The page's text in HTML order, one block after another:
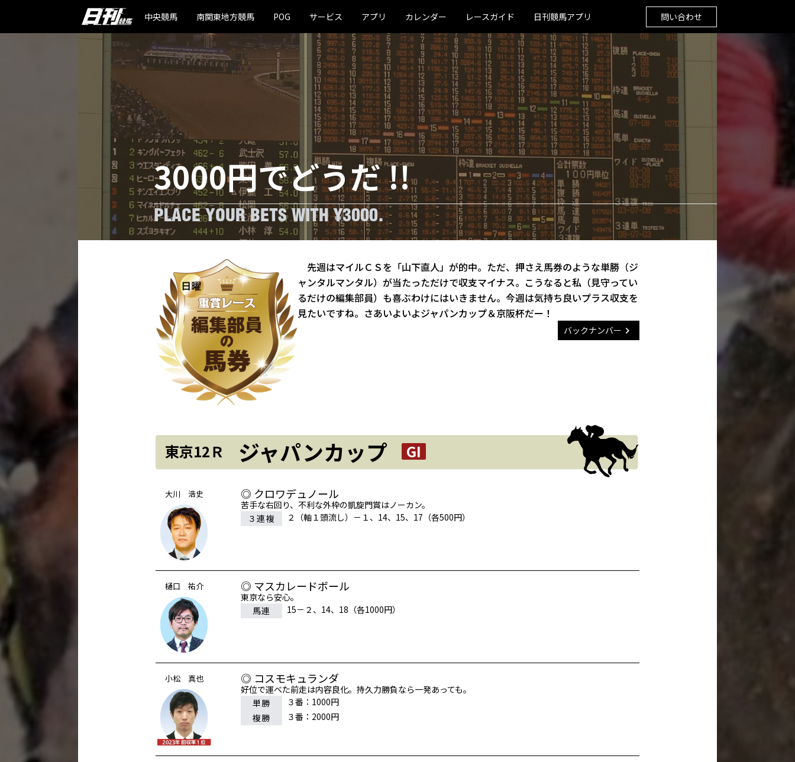
中央競馬 南関東地方競馬 POG サービス アプリ カレンダー レースガイド 日刊競馬アプリ 問い合わせ
3000円でどうだ !!
PLACE YOUR BETS WITH ¥3000.
先週はマイルＣＳを「山下直人」が的中。ただ、押さえ馬券のような単勝（ジ
ャンタルマンタル）が当たっただけで収支マイナス。こうなると私（見守ってい
るだけの編集部員）も喜ぶわけにはいきません。今週は気持ち良いプラス収支を
見たいですね。さあいよいよジャパンカップ＆京阪杯だー！
バックナンバー
東京12Ｒ ジャパンカップ GI
大川 浩史 ◎ クロワデュノール
苦手な右回り、不利な外枠の凱旋門賞はノーカン。
３連複
２（軸１頭流し）－１、14、15、17（各500円）
樋口 祐介 ◎ マスカレードボール
東京なら安心。
馬連
15－２、14、18（各1000円）
小松 真也 ◎ コスモキュランダ
好位で運べた前走は内容良化。持久力勝負なら一発あっても。
単勝
３番：1000円
複勝
３番：2000円